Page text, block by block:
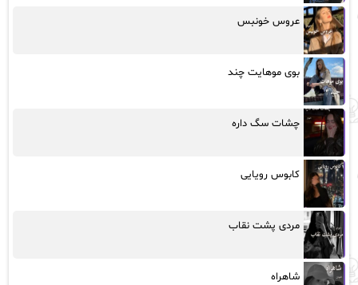
عروس خونبس
بوی موهایت چند
چشات سگ داره
کابوس رویایی
مردی پشت نقاب
شاهراه